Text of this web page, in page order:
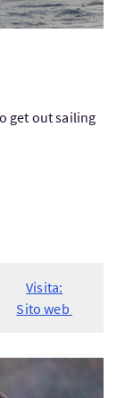
get out sailing
Visita:
Sito web
Skills